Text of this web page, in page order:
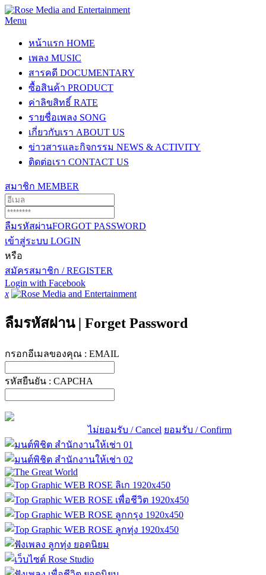
Menu
หน้าแรก HOME
เพลง MUSIC
สารคดี DOCUMENTARY
ซื้อสินค้า PRODUCT
ค่าลิขสิทธิ์ RATE
รายชื่อเพลง SONG
เกี่ยวกับเรา ABOUT US
ข่าวสารและกิจกรรม NEWS & ACTIVITY
ติดต่อเรา CONTACT US
สมาชิก MEMBER
ลืมรหัสผ่านFORGOT PASSWORD
เข้าสู่ระบบ LOGIN
หรือ
สมัครสมาชิก / REGISTER
Login with Facebook
x
ลืมรหัสผ่าน | Forget Password
กรอกอีเมลของคุณ : EMAIL
รหัสยืนยัน : CAPCHA
ไม่ยอมรับ / Cancel ยอมรับ / Confirm